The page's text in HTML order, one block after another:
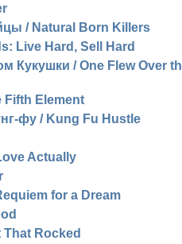
/ Natural Born Killers
Live Hard, Sell Hard
Кукушки / One Flew Over
Element
фу / Kung Fu Hustle
Actually
for a Dream
Rocked